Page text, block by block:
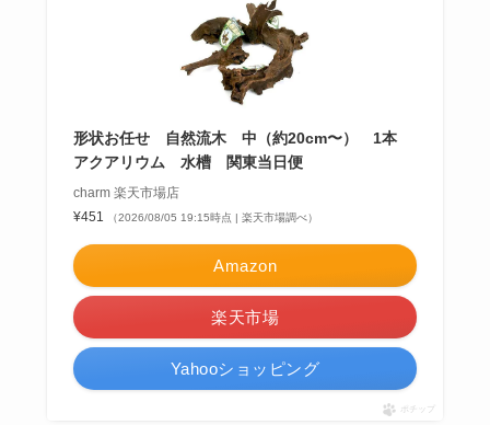
形状お任せ 自然流木 中（約20cm〜） 1本
アクアリウム 水槽 関東当日便
charm 楽天市場店
¥451
（2026/08/05 19:15時点 | 楽天市場調べ）
Amazon
楽天市場
Yahooショッピング
ポチップ